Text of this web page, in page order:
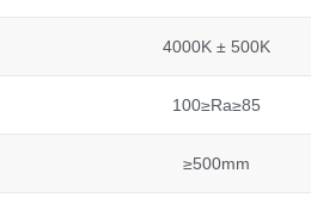
4000K ± 500K
100≥Ra≥85
≥500mm